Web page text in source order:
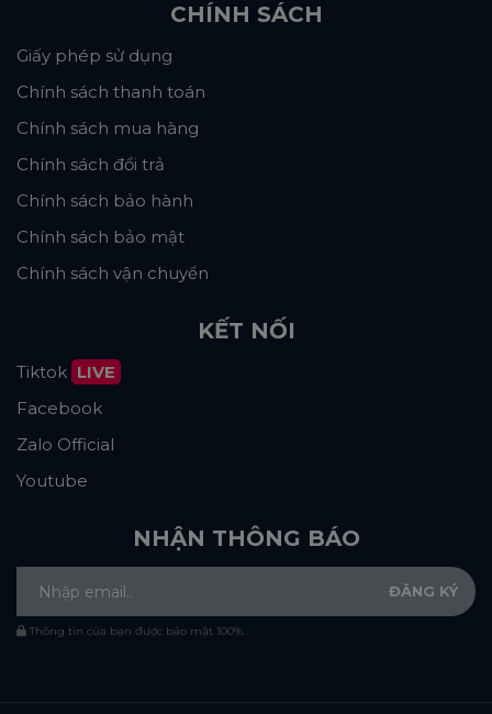
CHÍNH SÁCH
Giấy phép sử dụng
Chính sách thanh toán
Chính sách mua hàng
Chính sách đổi trả
Chính sách bảo hành
Chính sách bảo mật
Chính sách vận chuyển
KẾT NỐI
Tiktok LIVE
Facebook
Zalo Official
Youtube
NHẬN THÔNG BÁO
Thông tin của bạn được bảo mật 100%.